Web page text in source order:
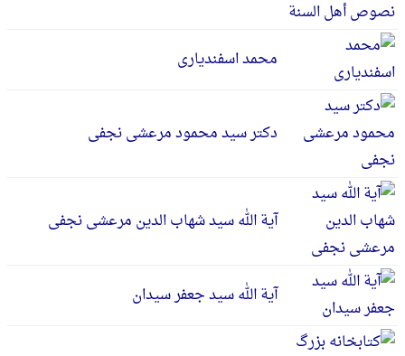
محمد اسفندیاری
دکتر سید محمود مرعشی نجفی
آیة الله سید شهاب الدین مرعشی نجفی
آیة الله سید جعفر سیدان